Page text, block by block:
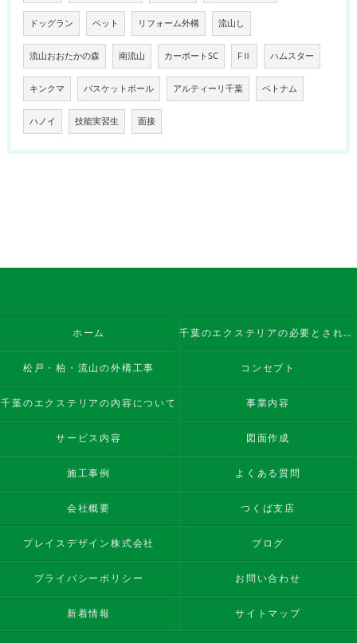
ドッグラン ペット リフォーム外構 流山し
流山おおたかの森 南流山 カーポートSC FⅡ ハムスター
キンクマ バスケットボール アルティーリ千葉 ベトナム
ハノイ 技能実習生 面接
ホーム 千葉のエクステリアの必要とされる理由
松戸・柏・流山の外構工事 コンセプト
千葉のエクステリアの内容について 事業内容
サービス内容 図面作成
施工事例 よくある質問
会社概要 つくば支店
プレイスデザイン株式会社 ブログ
プライバシーポリシー お問い合わせ
新着情報 サイトマップ